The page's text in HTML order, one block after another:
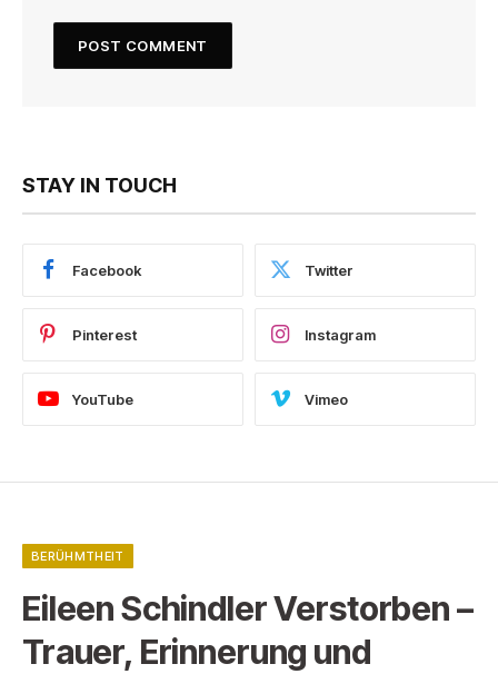
STAY IN TOUCH
Facebook Twitter
Pinterest Instagram
YouTube Vimeo
BERÜHMTHEIT
Eileen Schindler Verstorben –
Trauer, Erinnerung und